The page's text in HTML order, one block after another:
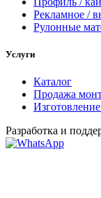
Рекламное /
Рулонные
Услуги
Каталог
Продажа
Разработка и